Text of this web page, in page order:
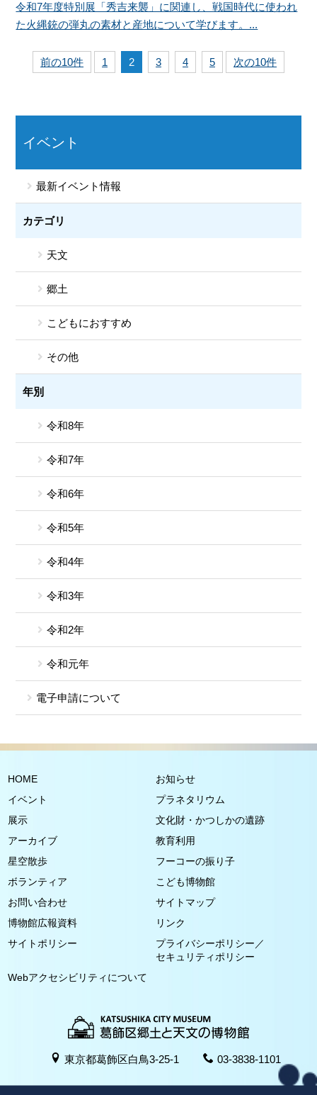
イベント
最新イベント情報
カテゴリ
天文
郷土
こどもにおすすめ
その他
年別
令和8年
令和7年
令和6年
令和5年
令和4年
令和3年
令和2年
令和元年
電子申請について
令和7年度特別展「秀吉来襲」に関連し、戦国時代に使われ
た火縄銃の弾丸の素材と産地について学びます。...
前の10件 1 2 3 4 5 次の10件
HOME
お知らせ
イベント
プラネタリウム
展示
文化財・かつしかの遺跡
アーカイブ
教育利用
星空散歩
フーコーの振り子
ボランティア
こども博物館
お問い合わせ
サイトマップ
博物館広報資料
リンク
サイトポリシー
プライバシーポリシー／
セキュリティポリシー
Webアクセシビリティについて
東京都葛飾区白鳥3-25-1 03-3838-1101